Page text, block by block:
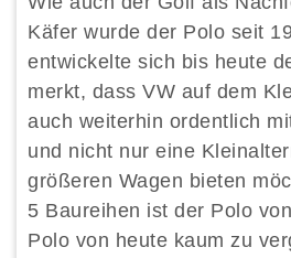
Käfer wurde der Polo seit
entwickelte sich bis heute
merkt, dass VW auf dem
auch weiterhin ordentlich
und nicht nur eine
größeren Wagen bieten
5 Baureihen ist der Polo
Polo von heute kaum zu